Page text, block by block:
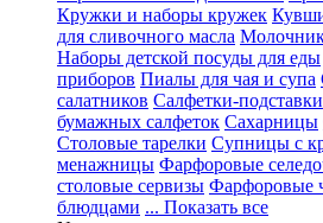
Кружки и наборы кружек
для сливочного масла
Наборы детской посуды для еды
приборов Пиалы для чая и супа
салатников Салфетки-подставки
бумажных салфеток Сахарницы
Столовые тарелки Супницы с
менажницы Фарфоровые
столовые сервизы Фарфоровые
блюдцами ... Показать все